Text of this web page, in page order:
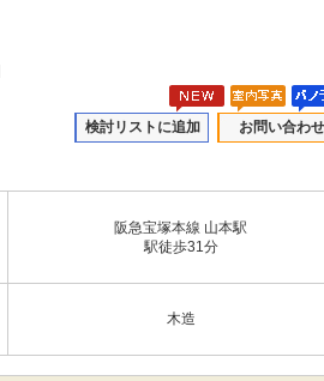
検討リストに追加 お問い合わせ
阪急宝塚本線 山本駅
駅徒歩31分
木造